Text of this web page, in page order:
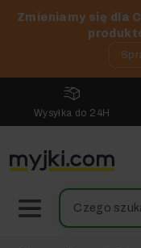
Zmieniamy się dla
Wysyłka do 24H